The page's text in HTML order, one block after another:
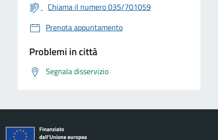
Chiama il numero 035/701059
Prenota appuntamento
Problemi in città
Segnala disservizio